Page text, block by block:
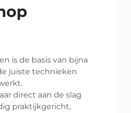
is de basis van bijna
juiste technieken
direct aan de slag
praktijkgericht,